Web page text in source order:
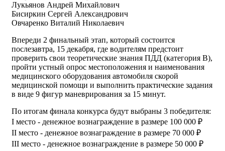
Лукьянов Андрей Михайлович
Бисиркин Сергей Александрович
Овчаренко Виталий Николаевич
Впереди 2 финальный этап, который состоится
послезавтра, 15 декабря, где водителям предстоит
проверить свои теоретические знания ПДД (категория В),
пройти устный опрос местоположения и наименования
медицинского оборудования автомобиля скорой
медицинской помощи и выполнить практические задания
в виде 9 фигур маневрирования за 15 минут.
По итогам финала конкурса будут выбраны 3 победителя:
I место - денежное вознаграждение в размере 100 000 ₽
II место - денежное вознаграждение в размере 70 000 ₽
III место - денежное вознаграждение в размере 50 000 ₽